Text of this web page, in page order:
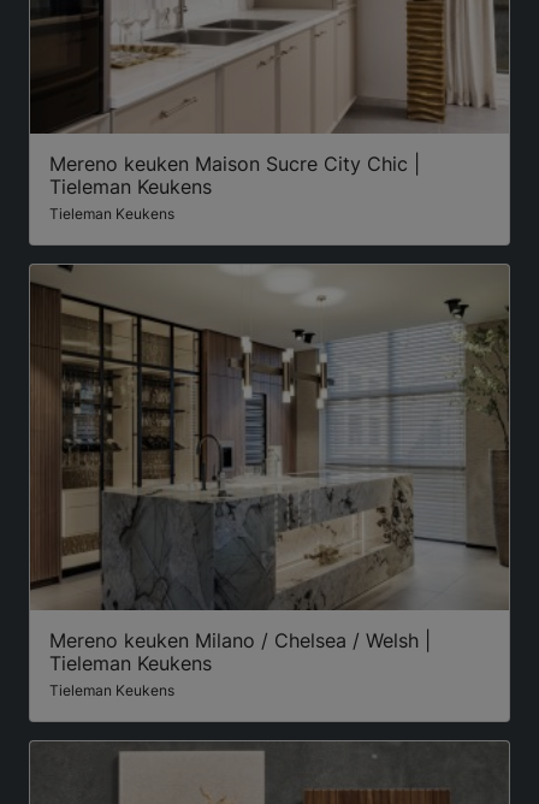
Mereno keuken Maison Sucre City Chic |
Tieleman Keukens
Tieleman Keukens
Mereno keuken Milano / Chelsea / Welsh |
Tieleman Keukens
Tieleman Keukens